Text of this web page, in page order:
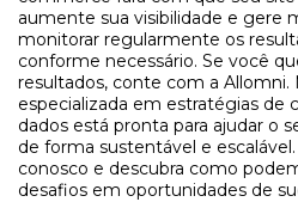
aumente sua visibilidade e gere
monitorar regularmente os
conforme necessário. Se você
resultados, conte com a Allomni.
especializada em estratégias de
dados está pronta para ajudar o
de forma sustentável e
conosco e descubra como
desafios em oportunidades de